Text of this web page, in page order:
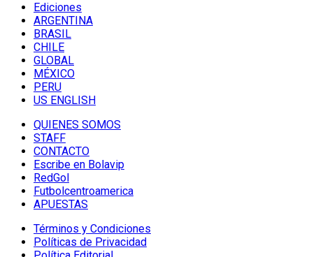
Ediciones
ARGENTINA
BRASIL
CHILE
GLOBAL
MÉXICO
PERU
US ENGLISH
QUIENES SOMOS
STAFF
CONTACTO
Escribe en Bolavip
RedGol
Futbolcentroamerica
APUESTAS
Términos y Condiciones
Políticas de Privacidad